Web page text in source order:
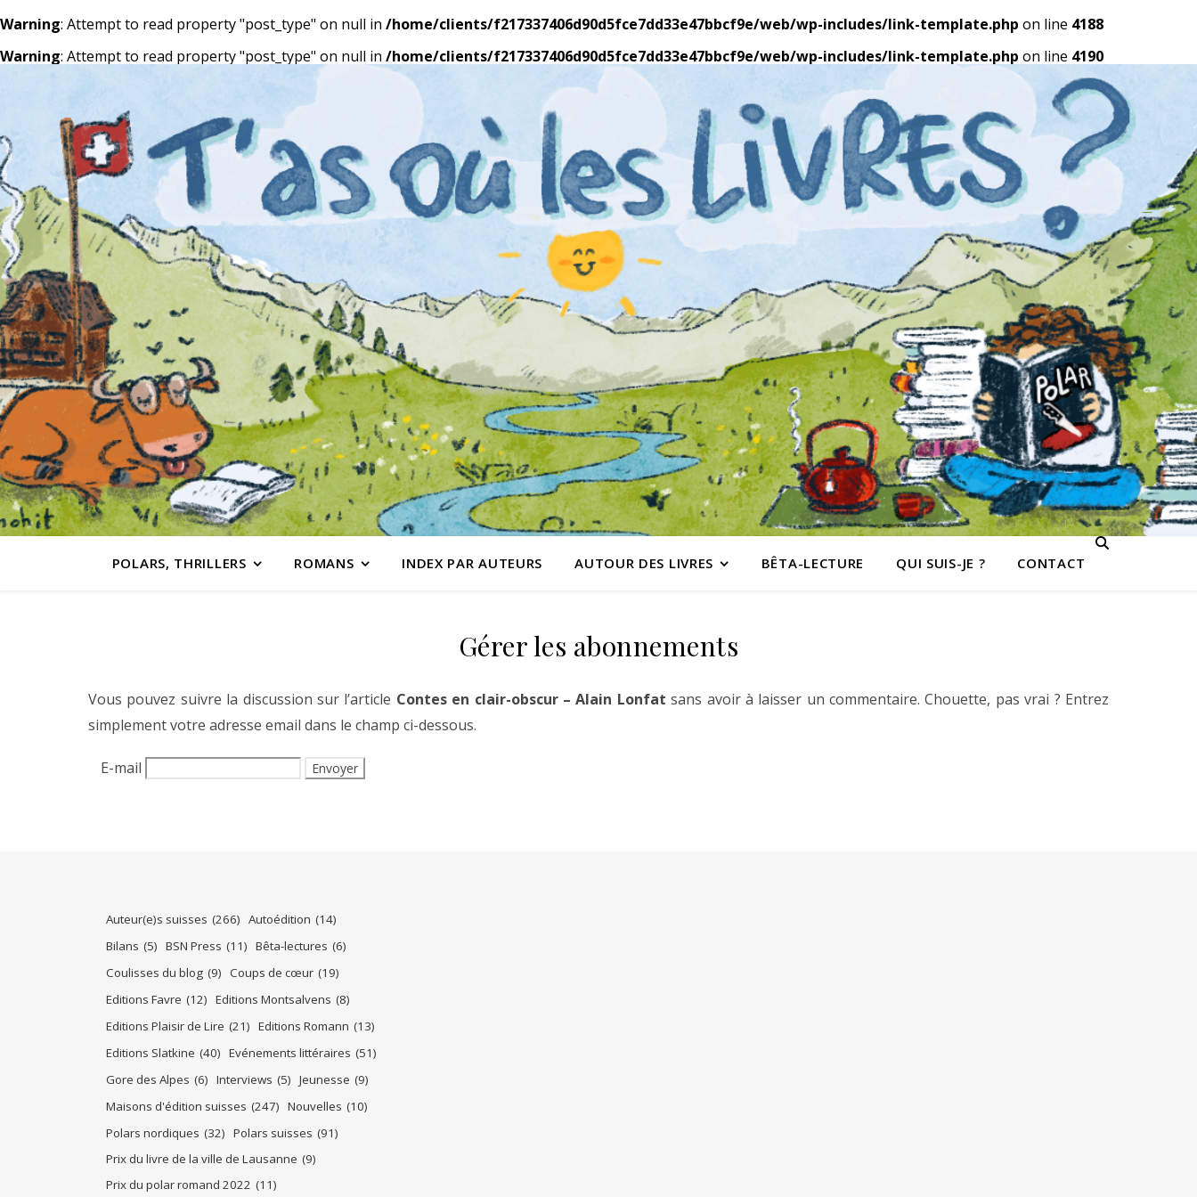
Warning: Attempt to read property "post_type" on null in /home/clients/f217337406d90d5fce7dd33e47bbcf9e/web/wp-includes/link-template.php on line 4188
Warning: Attempt to read property "post_type" on null in /home/clients/f217337406d90d5fce7dd33e47bbcf9e/web/wp-includes/link-template.php on line 4190
POLARS, THRILLERS ROMANS INDEX PAR AUTEURS AUTOUR DES LIVRES BÊTA-LECTURE QUI SUIS-JE ? CONTACT
Gérer les abonnements
Vous pouvez suivre la discussion sur l’article Contes en clair-obscur – Alain Lonfat sans avoir à laisser un commentaire. Chouette, pas vrai ? Entrez
simplement votre adresse email dans le champ ci-dessous.
E-mail
Auteur(e)s suisses (266) Autoédition (14)
Bilans (5) BSN Press (11) Bêta-lectures (6)
Coulisses du blog (9) Coups de cœur (19)
Editions Favre (12) Editions Montsalvens (8)
Editions Plaisir de Lire (21) Editions Romann (13)
Editions Slatkine (40) Evénements littéraires (51)
Gore des Alpes (6) Interviews (5) Jeunesse (9)
Maisons d'édition suisses (247) Nouvelles (10)
Polars nordiques (32) Polars suisses (91)
Prix du livre de la ville de Lausanne (9)
Prix du polar romand 2022 (11)